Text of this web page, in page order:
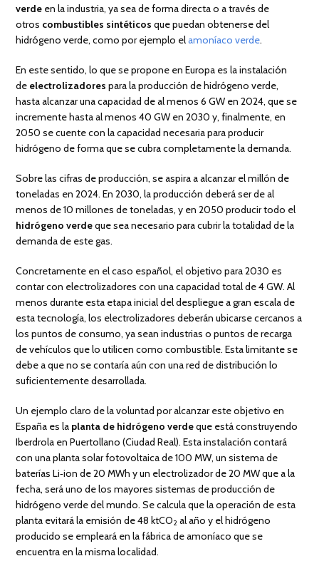
verde en la industria, ya sea de forma directa o a través de
otros combustibles sintéticos que puedan obtenerse del
hidrógeno verde, como por ejemplo elamoníaco verde.
En este sentido, lo que se propone en Europa es la instalación
de electrolizadores para la producción de hidrógeno verde,
hasta alcanzar una capacidad de al menos 6 GW en 2024, que se
incremente hasta al menos 40 GW en 2030 y, finalmente, en
2050 se cuente con la capacidad necesaria para producir
hidrógeno de forma que se cubra completamente la demanda.
Sobre las cifras de producción, se aspira a alcanzar el millón de
toneladas en 2024. En 2030, la producción deberá ser de al
menos de 10 millones de toneladas, y en 2050 producir todo el
hidrógeno verdeque sea necesario para cubrir la totalidad de la
demanda de este gas.
Concretamente en el caso español, el objetivo para 2030 es
contar con electrolizadores con una capacidad total de 4 GW. Al
menos durante esta etapa inicial del despliegue a gran escala de
esta tecnología, los electrolizadores deberán ubicarse cercanos a
los puntos de consumo, ya sean industrias o puntos de recarga
de vehículos que lo utilicen como combustible. Esta limitante se
debe a que no se contaría aún con una red de distribución lo
suficientemente desarrollada.
Un ejemplo claro de la voluntad por alcanzar este objetivo en
España es la planta de hidrógeno verdeque está construyendo
Iberdrola en Puertollano (Ciudad Real). Esta instalación contará
con una planta solar fotovoltaica de 100 MW, un sistema de
baterías Li‑ion de 20 MWh y un electrolizador de 20 MW que a la
fecha, será uno de los mayores sistemas de producción de
hidrógeno verde del mundo. Se calcula que la operación de esta
planta evitará la emisión de 48 ktCO2 al año y el hidrógeno
producido se empleará en la fábrica de amoníaco que se
encuentra en la misma localidad.